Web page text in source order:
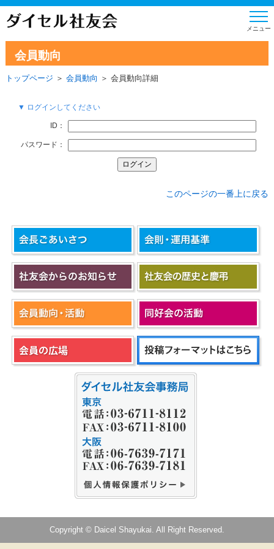
会員動向
トップページ ＞ 会員動向 ＞ 会員動向詳細
▼ ログインしてください
ID：
パスワード：
このページの一番上に戻る
Copyright © Daicel Shayukai. All Right Reserved.